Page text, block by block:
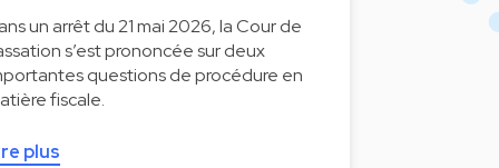
un arrêt du 21 mai 2026, la Cour de
s’est prononcée sur deux
questions de procédure en
fiscale.
plus